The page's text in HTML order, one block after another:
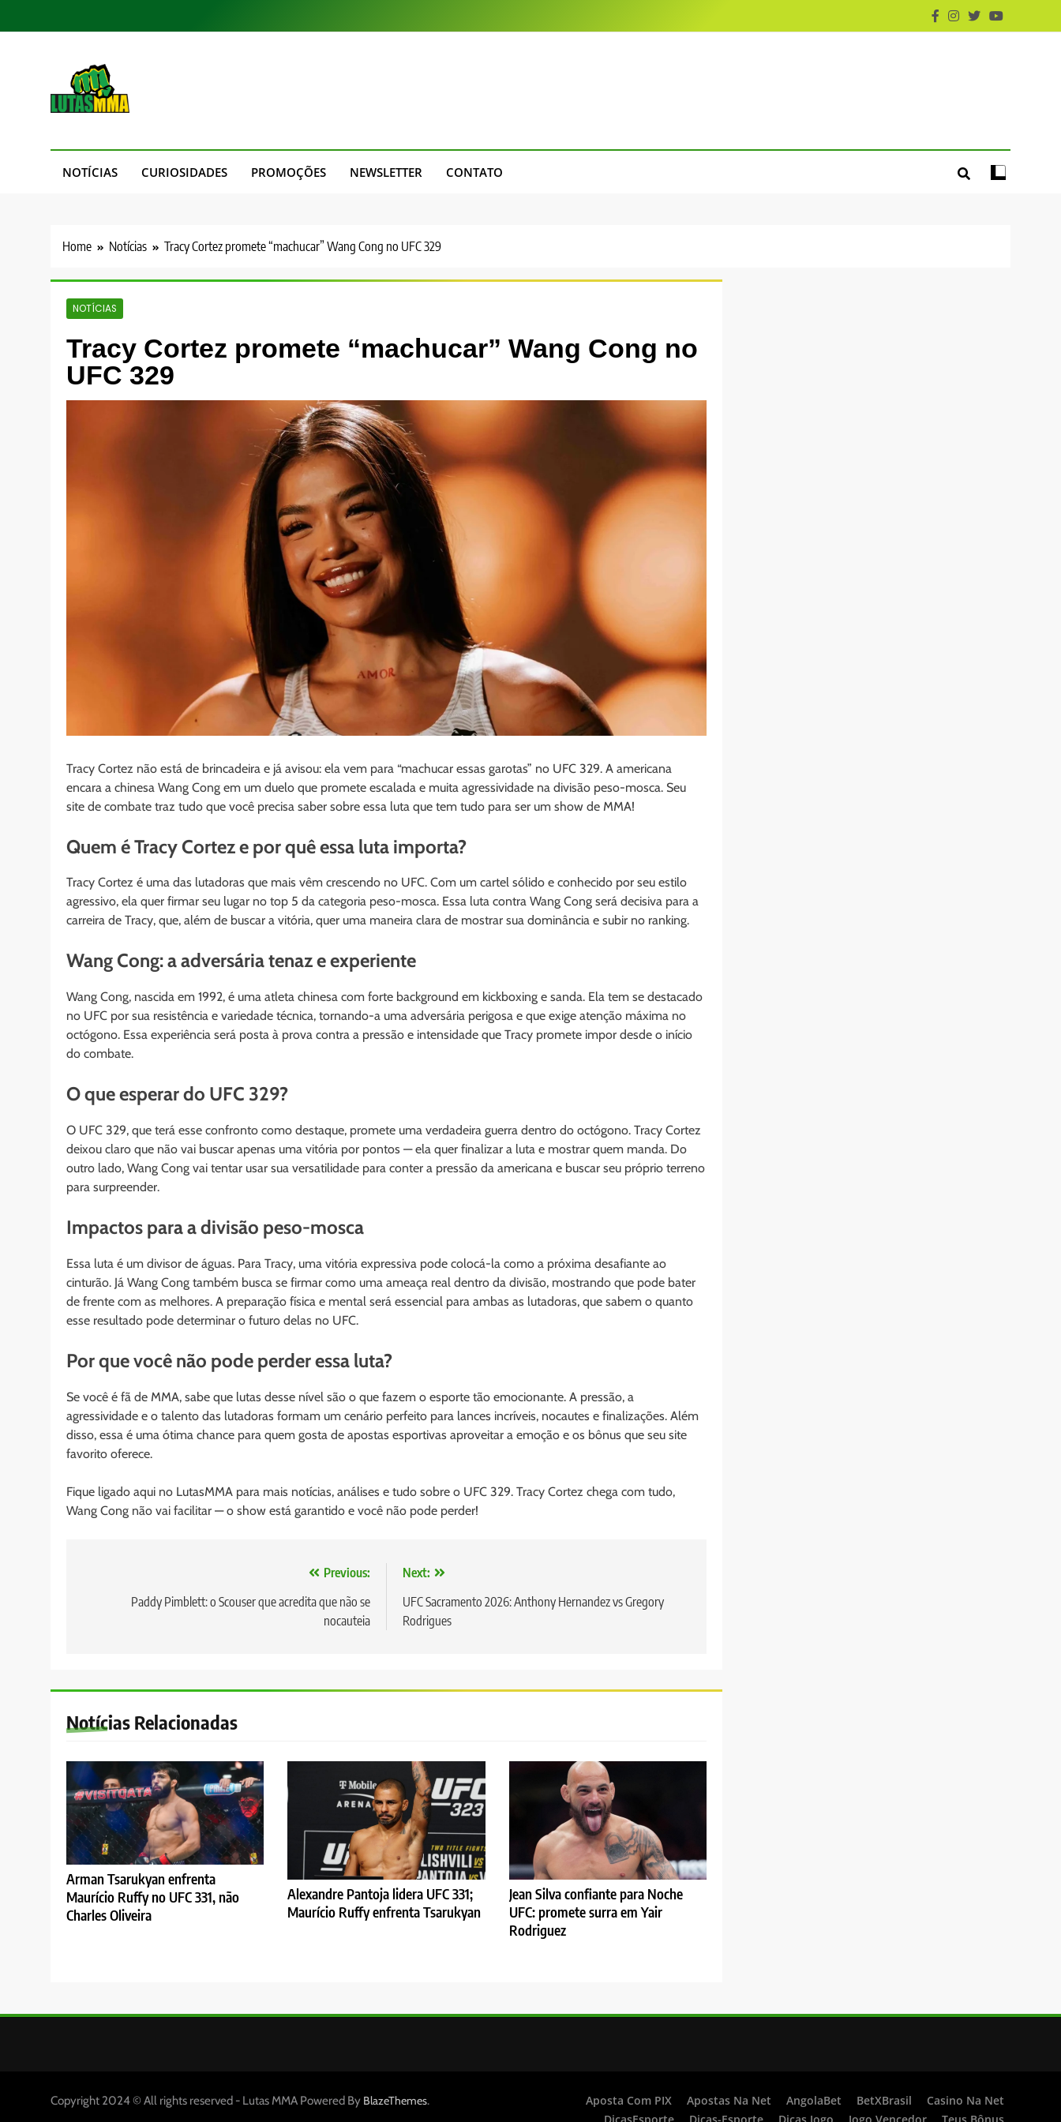
to
NOTÍCIAS CURIOSIDADES PROMOÇÕES NEWSLETTER CONTATO
Home Notícias Tracy Cortez promete “machucar” Wang Cong no UFC 329
NOTÍCIAS
Tracy Cortez promete “machucar” Wang Cong no
UFC 329
Tracy Cortez não está de brincadeira e já avisou: ela vem para “machucar essas garotas” no UFC 329. A americana
encara a chinesa Wang Cong em um duelo que promete escalada e muita agressividade na divisão peso-mosca. Seu
site de combate traz tudo que você precisa saber sobre essa luta que tem tudo para ser um show de MMA!
Quem é Tracy Cortez e por quê essa luta importa?
Tracy Cortez é uma das lutadoras que mais vêm crescendo no UFC. Com um cartel sólido e conhecido por seu estilo
agressivo, ela quer firmar seu lugar no top 5 da categoria peso-mosca. Essa luta contra Wang Cong será decisiva para a
carreira de Tracy, que, além de buscar a vitória, quer uma maneira clara de mostrar sua dominância e subir no ranking.
Wang Cong: a adversária tenaz e experiente
Wang Cong, nascida em 1992, é uma atleta chinesa com forte background em kickboxing e sanda. Ela tem se destacado
no UFC por sua resistência e variedade técnica, tornando-a uma adversária perigosa e que exige atenção máxima no
octógono. Essa experiência será posta à prova contra a pressão e intensidade que Tracy promete impor desde o início
do combate.
O que esperar do UFC 329?
O UFC 329, que terá esse confronto como destaque, promete uma verdadeira guerra dentro do octógono. Tracy Cortez
deixou claro que não vai buscar apenas uma vitória por pontos — ela quer finalizar a luta e mostrar quem manda. Do
outro lado, Wang Cong vai tentar usar sua versatilidade para conter a pressão da americana e buscar seu próprio terreno
para surpreender.
Impactos para a divisão peso-mosca
Essa luta é um divisor de águas. Para Tracy, uma vitória expressiva pode colocá-la como a próxima desafiante ao
cinturão. Já Wang Cong também busca se firmar como uma ameaça real dentro da divisão, mostrando que pode bater
de frente com as melhores. A preparação física e mental será essencial para ambas as lutadoras, que sabem o quanto
esse resultado pode determinar o futuro delas no UFC.
Por que você não pode perder essa luta?
Se você é fã de MMA, sabe que lutas desse nível são o que fazem o esporte tão emocionante. A pressão, a
agressividade e o talento das lutadoras formam um cenário perfeito para lances incríveis, nocautes e finalizações. Além
disso, essa é uma ótima chance para quem gosta de apostas esportivas aproveitar a emoção e os bônus que seu site
favorito oferece.
Fique ligado aqui no LutasMMA para mais notícias, análises e tudo sobre o UFC 329. Tracy Cortez chega com tudo,
Wang Cong não vai facilitar — o show está garantido e você não pode perder!
Previous:
Paddy Pimblett: o Scouser que acredita que não se
nocauteia
Next:
UFC Sacramento 2026: Anthony Hernandez vs Gregory
Rodrigues
Notícias Relacionadas
Arman Tsarukyan enfrenta
Maurício Ruffy no UFC 331, não
Charles Oliveira
Alexandre Pantoja lidera UFC 331;
Maurício Ruffy enfrenta Tsarukyan
Jean Silva confiante para Noche
UFC: promete surra em Yair
Rodriguez
Copyright 2024 © All rights reserved - Lutas MMA Powered By BlazeThemes. Aposta Com PIX Apostas Na Net AngolaBet BetXBrasil
Casino Na Net